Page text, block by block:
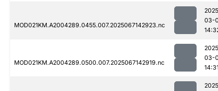
MOD021KM.A2004289.0455.007.2025067142923.nc
03-
MOD021KM.A2004289.0500.007.2025067142919.nc
03-